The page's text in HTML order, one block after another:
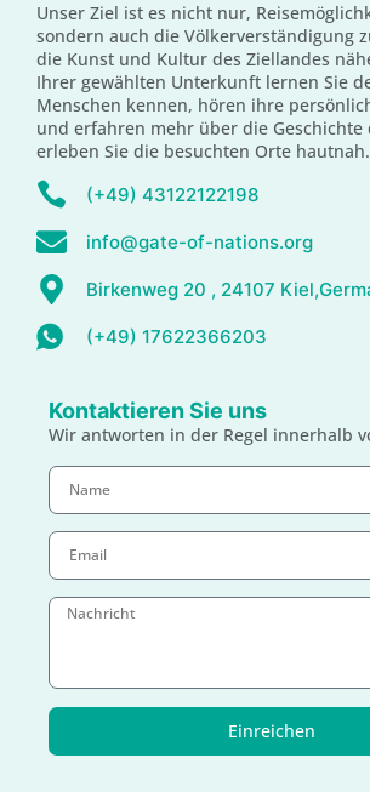
Unser Ziel ist es nicht nur,
sondern auch die Völkerverständigung
die Kunst und Kultur des Ziellandes
Ihrer gewählten Unterkunft lernen Sie
Menschen kennen, hören ihre
und erfahren mehr über die Geschichte
erleben Sie die besuchten Orte hautnah.
(+49) 43122122198
info@gate-of-nations.org
Birkenweg 20 , 24107
(+49) 17622366203
Kontaktieren Sie uns
Wir antworten in der Regel innerhalb
Einreichen